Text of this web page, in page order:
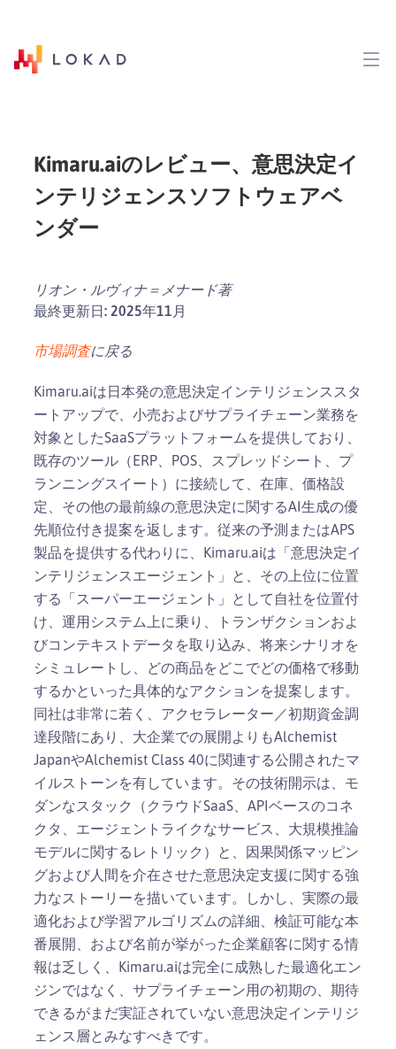
Kimaru.aiのレビュー、意思決定イ
ンテリジェンスソフトウェアベ
ンダー
リオン・ルヴィナ＝メナード著
最終更新日: 2025年11月
市場調査に戻る
Kimaru.aiは日本発の意思決定インテリジェンススタ
ートアップで、小売およびサプライチェーン業務を
対象としたSaaSプラットフォームを提供しており、
既存のツール（ERP、POS、スプレッドシート、プ
ランニングスイート）に接続して、在庫、価格設
定、その他の最前線の意思決定に関するAI生成の優
先順位付き提案を返します。従来の予測またはAPS
製品を提供する代わりに、Kimaru.aiは「意思決定イ
ンテリジェンスエージェント」と、その上位に位置
する「スーパーエージェント」として自社を位置付
け、運用システム上に乗り、トランザクションおよ
びコンテキストデータを取り込み、将来シナリオを
シミュレートし、どの商品をどこでどの価格で移動
するかといった具体的なアクションを提案します。
同社は非常に若く、アクセラレーター／初期資金調
達段階にあり、大企業での展開よりもAlchemist
JapanやAlchemist Class 40に関連する公開されたマ
イルストーンを有しています。その技術開示は、モ
ダンなスタック（クラウドSaaS、APIベースのコネ
クタ、エージェントライクなサービス、大規模推論
モデルに関するレトリック）と、因果関係マッピン
グおよび人間を介在させた意思決定支援に関する強
力なストーリーを描いています。しかし、実際の最
適化および学習アルゴリズムの詳細、検証可能な本
番展開、および名前が挙がった企業顧客に関する情
報は乏しく、Kimaru.aiは完全に成熟した最適化エン
ジンではなく、サプライチェーン用の初期の、期待
できるがまだ実証されていない意思決定インテリジ
ェンス層とみなすべきです。